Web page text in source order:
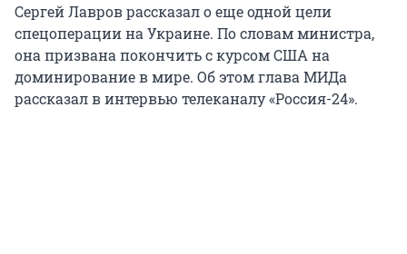
Сергей Лавров рассказал о еще одной цели
спецоперации на Украине. По словам министра,
она призвана покончить с курсом США на
доминирование в мире. Об этом глава МИДа
рассказал в интервью телеканалу «Россия-24».